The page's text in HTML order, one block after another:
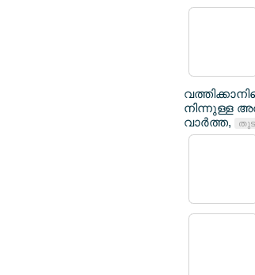
നിന്നുള്ള
വാര്‍ത്ത,